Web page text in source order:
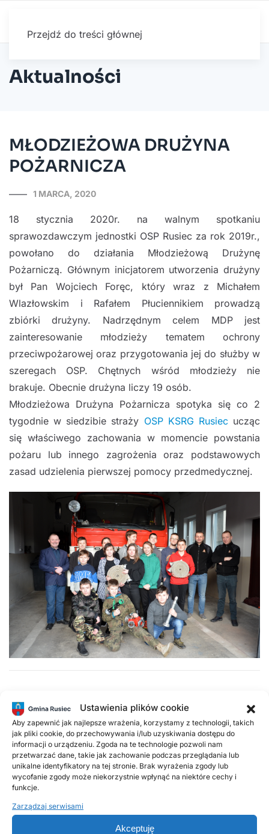
Ustawienia plików cookie
Aby zapewnić jak najlepsze wrażenia, korzystamy z technologii, takich
jak pliki cookie, do przechowywania i/lub uzyskiwania dostępu do
informacji o urządzeniu. Zgoda na te technologie pozwoli nam
przetwarzać dane, takie jak zachowanie podczas przeglądania lub
unikalne identyfikatory na tej stronie. Brak wyrażenia zgody lub
wycofanie zgody może niekorzystnie wpłynąć na niektóre cechy i
funkcje.
Zarządzaj serwisami
Akceptuję
Przejdź do treści głównej
Aktualności
MŁODZIEŻOWA DRUŻYNA
POŻARNICZA
1 MARCA, 2020
18 stycznia 2020r. na walnym spotkaniu
sprawozdawczym jednostki OSP Rusiec za rok 2019r.,
powołano do działania Młodzieżową Drużynę
Pożarniczą. Głównym inicjatorem utworzenia drużyny
był Pan Wojciech Foręc, który wraz z Michałem
Wlazłowskim i Rafałem Płuciennikiem prowadzą
zbiórki drużyny. Nadrzędnym celem MDP jest
zainteresowanie młodzieży tematem ochrony
przeciwpożarowej oraz przygotowania jej do służby w
szeregach OSP. Chętnych wśród młodzieży nie
brakuje. Obecnie drużyna liczy 19 osób.
Młodzieżowa Drużyna Pożarnicza spotyka się co 2
tygodnie w siedzibie straży OSP KSRG Rusiecucząc
się właściwego zachowania w momencie powstania
pożaru lub innego zagrożenia oraz podstawowych
zasad udzielenia pierwszej pomocy przedmedycznej.
Popularne wpisy
18 LISTOPADA, 2025
Harmonogram odbioru odpadów
komunalnych w 2026 roku